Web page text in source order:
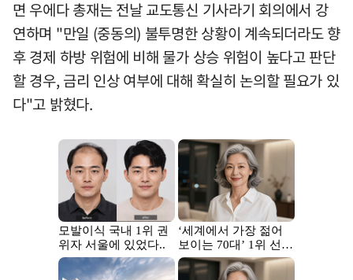
면 우에다 총재는 전날 교도통신 기사라기 회의에서 강
연하며 "만일 (중동의) 불투명한 상황이 계속되더라도 향
후 경제 하방 위험에 비해 물가 상승 위험이 높다고 판단
할 경우, 금리 인상 여부에 대해 확실히 논의할 필요가 있
다"고 밝혔다.